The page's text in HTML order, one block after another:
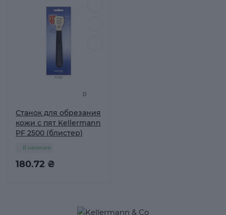
0
Станок для обрезания
кожи с пят Kellermann
PF 2500 (блистер)
180.72 ₴
В наличии